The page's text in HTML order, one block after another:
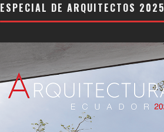
ESPECIAL DE ARQUITECTOS 2025